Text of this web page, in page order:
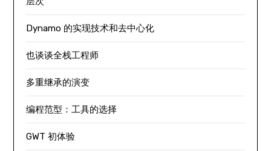
Dynamo 的实现技术和去中心化
也谈谈全栈工程师
多重继承的演变
编程范型：工具的选择
GWT 初体验